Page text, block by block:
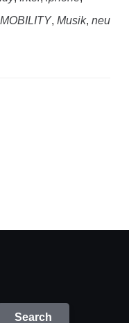
MOBILITY, Musik, neu